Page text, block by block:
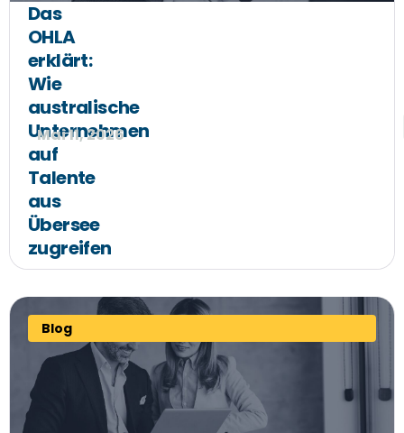
Das
OHLA
erklärt:
Wie
australische
Unternehmen
auf
Talente
aus
Übersee
zugreifen
Mai 11, 2026
Blog